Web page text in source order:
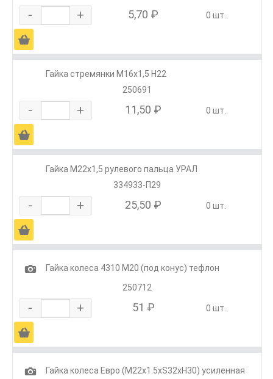
- + 5,70 ₽ 0 шт.
Ä
Гайка стремянки М16х1,5 Н22
250691
- + 11,50 ₽ 0 шт.
Ä
Гайка М22х1,5 рулевого пальца УРАЛ
334933-П29
- + 25,50 ₽ 0 шт.
Ä
1
Гайка колеса 4310 М20 (под конус) тефлон
250712
- + 51 ₽ 0 шт.
Ä
1
Гайка колеса Евро (М22х1.5хS32хH30) усиленная